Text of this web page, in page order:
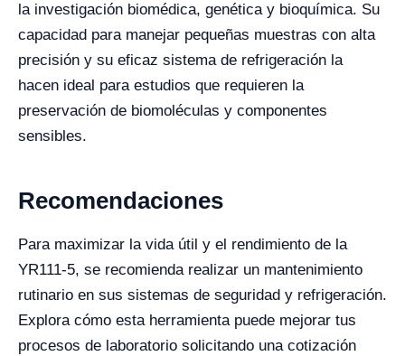
la investigación biomédica, genética y bioquímica. Su
capacidad para manejar pequeñas muestras con alta
precisión y su eficaz sistema de refrigeración la
hacen ideal para estudios que requieren la
preservación de biomoléculas y componentes
sensibles.
Recomendaciones
Para maximizar la vida útil y el rendimiento de la
YR111-5, se recomienda realizar un mantenimiento
rutinario en sus sistemas de seguridad y refrigeración.
Explora cómo esta herramienta puede mejorar tus
procesos de laboratorio solicitando una cotización